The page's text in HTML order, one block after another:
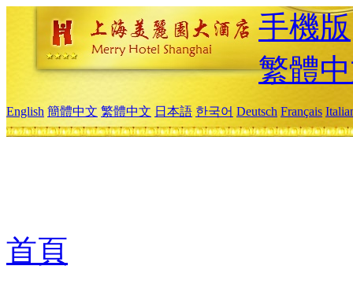
手機版
繁體
English 簡體中文 繁體中文 日本語 한국어 Deutsch Français
首頁